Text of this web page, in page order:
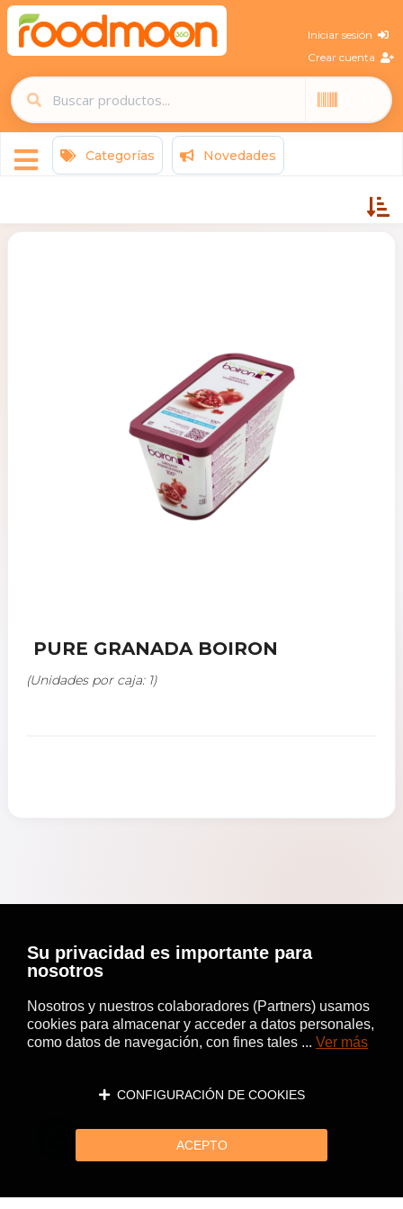
Iniciar sesión
Crear cuenta
Categorías Novedades
PURE GRANADA BOIRON
(Unidades por caja: 1)
Su privacidad es importante para
nosotros
Nosotros y nuestros colaboradores (Partners) usamos
cookies para almacenar y acceder a datos personales,
como datos de navegación, con fines tales ... Ver más
CONFIGURACIÓN DE COOKIES
ACEPTO